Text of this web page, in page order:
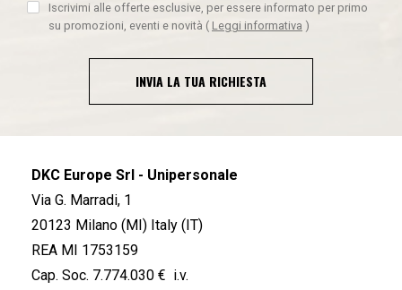
Iscrivimi alle offerte esclusive, per essere informato per primo
su promozioni, eventi e novità ( Leggi informativa )
INVIA LA TUA RICHIESTA
DKC Europe Srl - Unipersonale
Via G. Marradi, 1
20123 Milano (MI) Italy (IT)
REA MI 1753159
Cap. Soc. 7.774.030 € i.v.